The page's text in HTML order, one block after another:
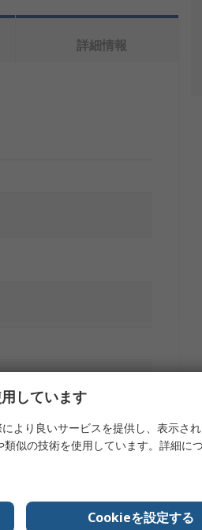
詳細情報
2011/65/EU(RoHS2),
しています
より良いサービスを提供し、表示さ
似の技術を使用しています。詳細につ
Cookieを設定する